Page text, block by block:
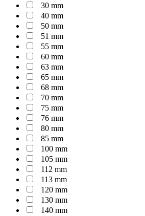
30 mm
40 mm
50 mm
51 mm
55 mm
60 mm
63 mm
65 mm
68 mm
70 mm
75 mm
76 mm
80 mm
85 mm
100 mm
105 mm
112 mm
113 mm
120 mm
130 mm
140 mm